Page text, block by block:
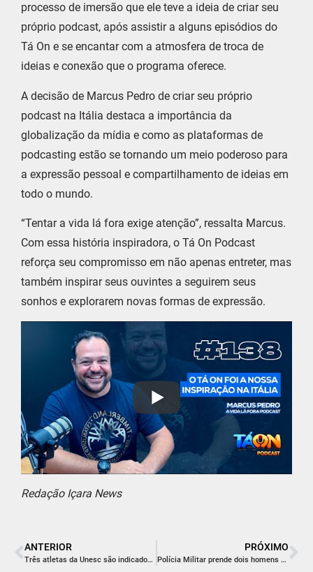
processo de imersão que ele teve a ideia de criar seu
próprio podcast, após assistir a alguns episódios do
Tá On e se encantar com a atmosfera de troca de
ideias e conexão que o programa oferece.
A decisão de Marcus Pedro de criar seu próprio
podcast na Itália destaca a importância da
globalização da mídia e como as plataformas de
podcasting estão se tornando um meio poderoso para
a expressão pessoal e compartilhamento de ideias em
todo o mundo.
“Tentar a vida lá fora exige atenção”, ressalta Marcus.
Com essa história inspiradora, o Tá On Podcast
reforça seu compromisso em não apenas entreter, mas
também inspirar seus ouvintes a seguirem seus
sonhos e explorarem novas formas de expressão.
Redação Içara News
ANTERIOR
Três atletas da Unesc são indicados à premiação da Confederação Brasileira de Desporto Universitário
PRÓXIMO
Polícia Militar prende dois homens por suspeita de tráfico de entorpecentes em Içara